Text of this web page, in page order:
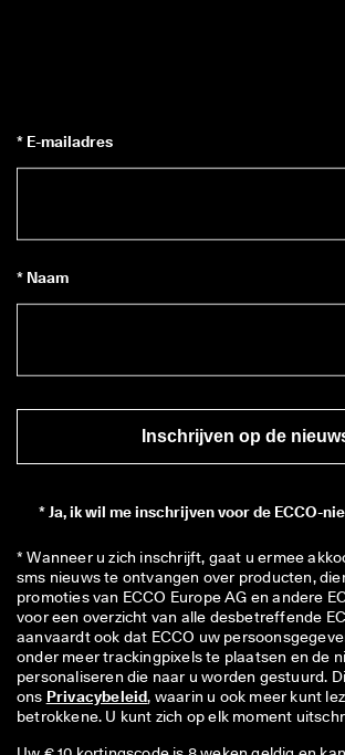
* E-mailadres
* Naam
Inschrijven op de
* Ja, ik wil me inschrijven voor de ECCO-
* Wanneer u zich inschrijft, gaat u ermee
sms nieuws te ontvangen over producten,
promoties van ECCO Europe AG en andere
voor een overzicht van alle desbetreffende
aanvaardt ook dat ECCO uw
onder meer trackingpixels te plaatsen en de
personaliseren die naar u worden gestuurd.
ons Privacybeleid, waarin u ook meer kunt
betrokkene. U kunt zich op elk moment